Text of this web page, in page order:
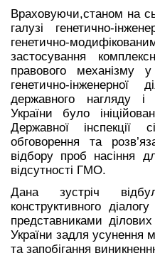
Враховуючи,станом на
галузі генетично-
генетично-
застосування
правового механізму
генетично-інженерної
державного нагляду і
України було
Державної інспекції
обговорення та
відбору проб насіння
відсутності ГМО.
Дана зустріч
конструктивного
представниками
України задля усунення
та запобігання